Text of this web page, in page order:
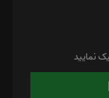
نمایید